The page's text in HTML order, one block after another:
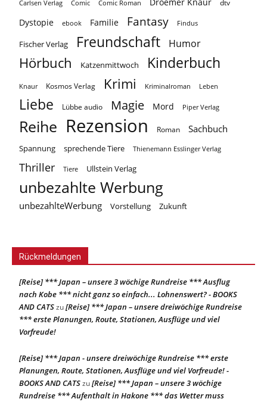
Carlsen Verlag Comic Comic Roman dtv
Dystopie ebook Familie Fantasy Findus
Fischer Verlag Freundschaft Humor
Hörbuch Katzenmittwoch Kinderbuch
Knaur Kosmos Verlag Krimi Kriminalroman Leben
Liebe Lübbe audio Magie Mord Piper Verlag
Reihe Rezension Roman Sachbuch
Spannung sprechende Tiere Thienemann Esslinger Verlag
Thriller Tiere Ullstein Verlag
unbezahlte Werbung
unbezahlteWerbung Vorstellung Zukunft
Rückmeldungen
[Reise] *** Japan – unsere 3 wöchige Rundreise *** Ausflug
nach Kobe *** nicht ganz so einfach... Lohnenswert? - BOOKS
AND CATSzu[Reise] *** Japan – unsere dreiwöchige Rundreise
*** erste Planungen, Route, Stationen, Ausflüge und viel
Vorfreude!
[Reise] *** Japan - unsere dreiwöchige Rundreise *** erste
Planungen, Route, Stationen, Ausflüge und viel Vorfreude! -
BOOKS AND CATSzu[Reise] *** Japan – unsere 3 wöchige
Rundreise *** Aufenthalt in Hakone *** das Wetter muss